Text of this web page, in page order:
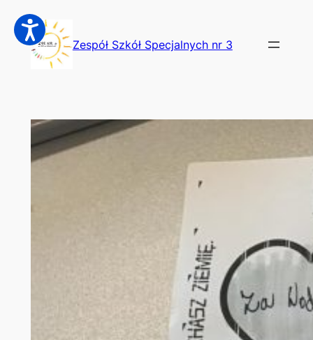
Przejdź
do
treści
Zespół Szkół Specjalnych nr 3